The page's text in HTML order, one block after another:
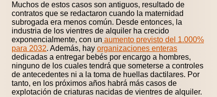
Muchos de estos casos son antiguos, resultado de
contratos que se redactaron cuando la maternidad
subrogada era menos común. Desde entonces, la
industria de los vientres de alquiler ha crecido
exponencialmente, con un aumento previsto del 1.000%
para 2032. Además, hay organizaciones enteras
dedicadas a entregar bebés por encargo a hombres,
ninguno de los cuales tendrá que someterse a controles
de antecedentes ni a la toma de huellas dactilares. Por
tanto, en los próximos años habrá más casos de
explotación de criaturas nacidas de vientres de alquiler.